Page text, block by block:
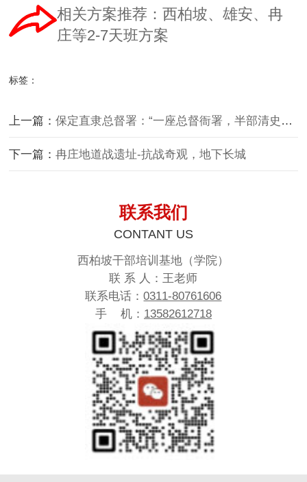
相关方案推荐 ：西柏坡、雄安、冉
庄等2-7天班方案
标签：
上一篇：保定直隶总督署：“一座总督衙署，半部清史写照”
下一篇：冉庄地道战遗址-抗战奇观，地下长城
联系我们
CONTANT US
西柏坡干部培训基地（学院）
联 系 人：王老师
联系电话：0311-80761606
手 机： 13582612718